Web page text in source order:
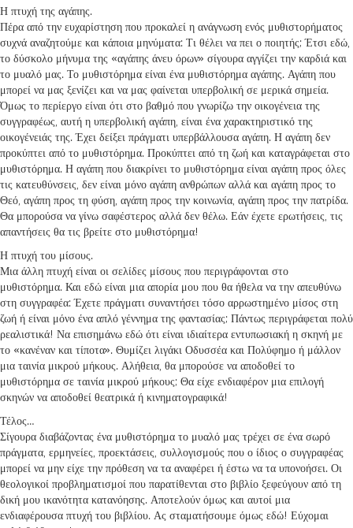
Η πτυχή της αγάπης.
Πέρα από την ευχαρίστηση που προκαλεί η ανάγνωση ενός μυθιστορήματος
συχνά αναζητούμε και κάποια μηνύματα: Τι θέλει να πει ο ποιητής; Έτσι εδώ,
το δύσκολο μήνυμα της «αγάπης άνευ όρων» σίγουρα αγγίζει την καρδιά και
το μυαλό μας. Το μυθιστόρημα είναι ένα μυθιστόρημα αγάπης. Αγάπη που
μπορεί να μας ξενίζει και να μας φαίνεται υπερβολική σε μερικά σημεία.
Όμως το περίεργο είναι ότι στο βαθμό που γνωρίζω την οικογένεια της
συγγραφέως, αυτή η υπερβολική αγάπη, είναι ένα χαρακτηριστικό της
οικογένειάς της. Έχει δείξει πράγματι υπερβάλλουσα αγάπη. Η αγάπη δεν
προκύπτει από το μυθιστόρημα. Προκύπτει από τη ζωή και καταγράφεται στο
μυθιστόρημα. Η αγάπη που διακρίνει το μυθιστόρημα είναι αγάπη προς όλες
τις κατευθύνσεις, δεν είναι μόνο αγάπη ανθρώπων αλλά και αγάπη προς το
Θεό, αγάπη προς τη φύση, αγάπη προς την κοινωνία, αγάπη προς την πατρίδα.
Θα μπορούσα να γίνω σαφέστερος αλλά δεν θέλω. Εάν έχετε ερωτήσεις, τις
απαντήσεις θα τις βρείτε στο μυθιστόρημα!
Η πτυχή του μίσους.
Μια άλλη πτυχή είναι οι σελίδες μίσους που περιγράφονται στο
μυθιστόρημα. Και εδώ είναι μια απορία μου που θα ήθελα να την απευθύνω
στη συγγραφέα: Έχετε πράγματι συναντήσει τόσο αρρωστημένο μίσος στη
ζωή ή είναι μόνο ένα απλό γέννημα της φαντασίας; Πάντως περιγράφεται πολύ
ρεαλιστικά! Να επισημάνω εδώ ότι είναι ιδιαίτερα εντυπωσιακή η σκηνή με
το «κανέναν και τίποτα». Θυμίζει λιγάκι Οδυσσέα και Πολύφημο ή μάλλον
μια ταινία μικρού μήκους. Αλήθεια, θα μπορούσε να αποδοθεί το
μυθιστόρημα σε ταινία μικρού μήκους; Θα είχε ενδιαφέρον μια επιλογή
σκηνών να αποδοθεί θεατρικά ή κινηματογραφικά!
Τέλος…
Σίγουρα διαβάζοντας ένα μυθιστόρημα το μυαλό μας τρέχει σε ένα σωρό
πράγματα, ερμηνείες, προεκτάσεις, συλλογισμούς που ο ίδιος ο συγγραφέας
μπορεί να μην είχε την πρόθεση να τα αναφέρει ή έστω να τα υπονοήσει. Οι
θεολογικοί προβληματισμοί που παρατίθενται στο βιβλίο ξεφεύγουν από τη
δική μου ικανότητα κατανόησης. Αποτελούν όμως και αυτοί μια
ενδιαφέρουσα πτυχή του βιβλίου. Ας σταματήσουμε όμως εδώ! Εύχομαι